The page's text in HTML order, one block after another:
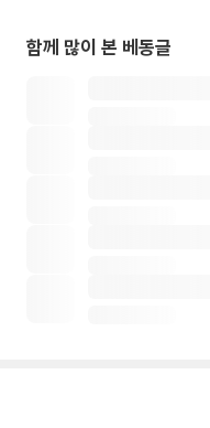
함께 많이 본 베동글